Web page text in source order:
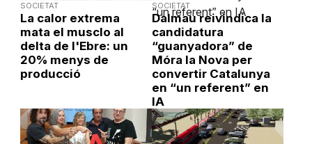
SOCIETAT
La calor extrema
mata el musclo al
delta de l'Ebre: un
20% menys de
producció
SOCIETAT
Dalmau reivindica la
candidatura
“guanyadora” de
Móra la Nova per
convertir Catalunya
en “un referent” en
IA